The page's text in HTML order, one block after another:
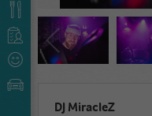
DJ MiracleZ